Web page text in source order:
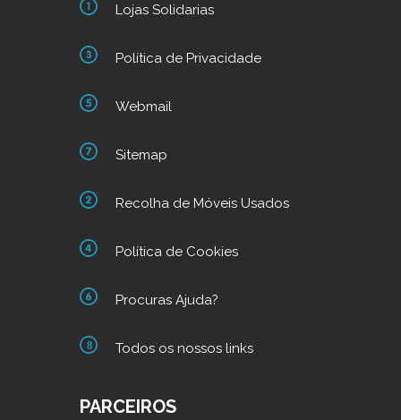
Lojas Solidarias
Política de Privacidade
Webmail
Sitemap
Recolha de Móveis Usados
Política de Cookies
Procuras Ajuda?
Todos os nossos links
PARCEIROS